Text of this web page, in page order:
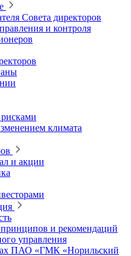
Совета директоров
и контроля
климата
и акции
и рекомендаций
управления
ПАО «ГМК «Норильский